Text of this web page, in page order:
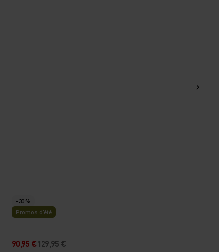
-30 %
Promos d’été
90,95 €129,95 €